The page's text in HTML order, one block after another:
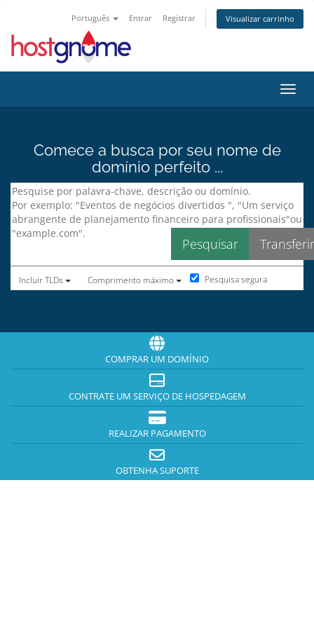
Português Entrar Registrar Visualizar carrinho
Comece a busca por seu nome de
domínio perfeito ...
Incluir TLDs Comprimento máximo Pesquisa segura
COMPRAR UM DOMÍNIO
CONTRATE UM SERVIÇO DE HOSPEDAGEM
REALIZAR PAGAMENTO
OBTENHA SUPORTE